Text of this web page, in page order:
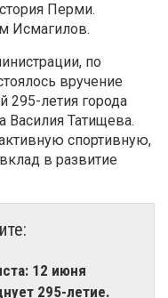
Перми.
Исмагилов.
по
вручение
295-летия города
Василия Татищева.
спортивную,
в развитие
12 июня
295-летие.